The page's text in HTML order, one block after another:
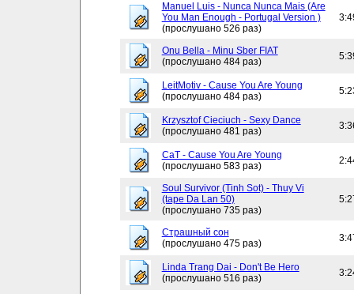
Manuel Luis - Nunca Nunca Mais (Are
You Man Enough - Portugal Version )
(прослушано 526 раз)
Onu Bella - Minu Sber FIAT
(прослушано 484 раз)
LeitMotiv - Cause You Are Young
(прослушано 484 раз)
Krzysztof Cieciuch - Sexy Dance
(прослушано 481 раз)
CaT - Cause You Are Young
(прослушано 583 раз)
Soul Survivor (Tinh Sot) - Thuy Vi
(tape Da Lan 50)
(прослушано 735 раз)
Страшный сон
(прослушано 475 раз)
Linda Trang Dai - Don't Be Hero
(прослушано 516 раз)